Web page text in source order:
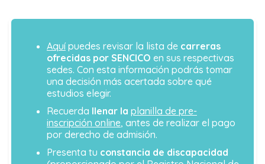
Aquípuedes revisar la lista de carreras
ofrecidas por SENCICO en sus respectivas
sedes. Con esta información podrás tomar
una decisión más acertada sobre qué
estudios elegir.
Recuerda llenar la planilla de pre-
inscripción online, antes de realizar el pago
por derecho de admisión.
Presenta tu constancia de discapacidad